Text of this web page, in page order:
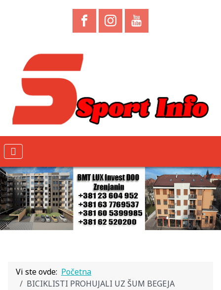
Vi ste ovde: Početna
BICIKLISTI PROHUJALI UZ ŠUM BEGEJA